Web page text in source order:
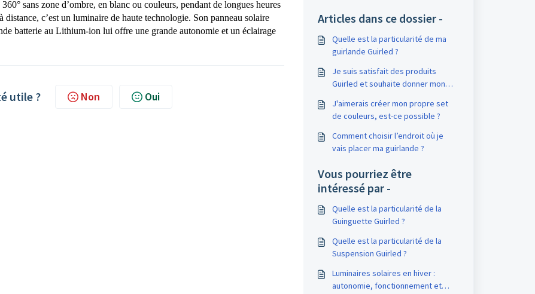
sans zone d’ombre, en blanc ou couleurs, pendant de longues heures
c’est un luminaire de haute technologie. Son panneau solaire
batterie au Lithium-ion lui offre une grande autonomie et un éclairage
utile ? Non Oui
Articles dans ce dossier -
Quelle est la particularité de ma
guirlande Guirled ?
Je suis satisfait des produits
Guirled et souhaite donner mon
client. Comment faire ?
J'aimerais créer mon propre set
de couleurs, est-ce possible ?
Comment choisir l’endroit où je
vais placer ma guirlande ?
Vous pourriez être
intéressé par -
Quelle est la particularité de la
Guinguette Guirled ?
Quelle est la particularité de la
Suspension Guirled ?
Luminaires solaires en hiver :
autonomie, fonctionnement et